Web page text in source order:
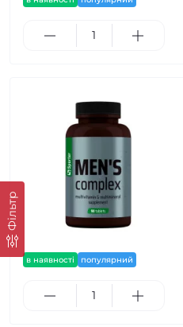
Фільтр
в наявності популярний